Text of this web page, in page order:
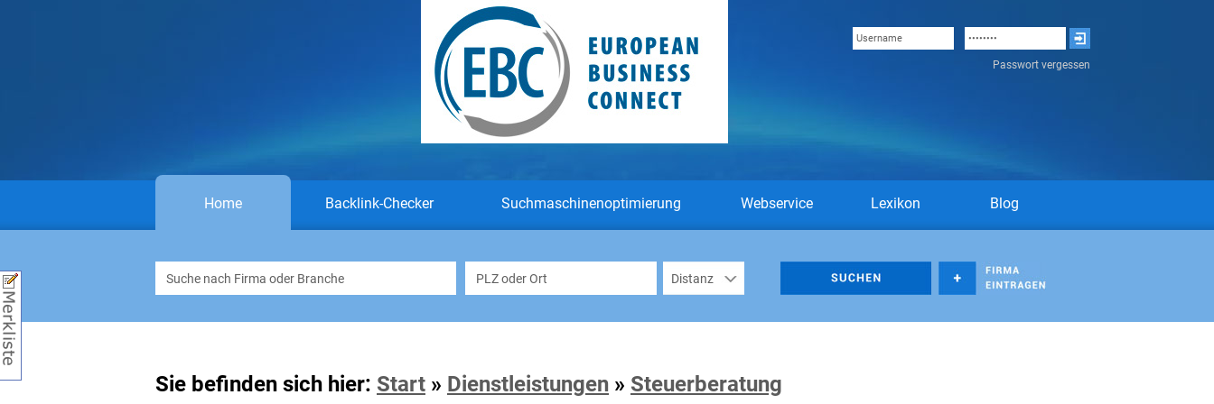
Passwort vergessen
Home Backlink-Checker Suchmaschinenoptimierung Webservice Lexikon Blog
Sie befinden sich hier: Start » Dienstleistungen » Steuerberatung